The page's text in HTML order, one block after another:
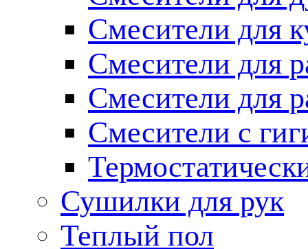
Смесители для
Смесители для
Смесители для
Смесители с
Сушилки для рук
Теплый пол